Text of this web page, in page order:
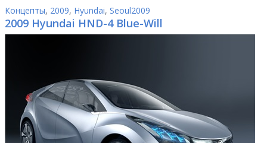
Концепты, 2009, Hyundai, Seoul2009
2009 Hyundai HND-4 Blue-Will